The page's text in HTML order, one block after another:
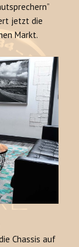
jetzt die
Markt.
Chassis auf